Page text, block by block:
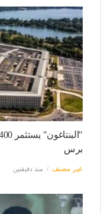
برس
غير مصنف منذ دقيقتين